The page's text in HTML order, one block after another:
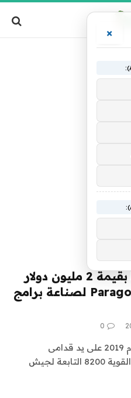
وقعت شركة ICE عقدًا بقيمة 2 مليون دولار
مع شركة Paragon Solutions لصناعة برامج
0
تأسست شركة Paragon في عام 2019 على يد قدامى
المحاربين من وحدة المخابرات القوية 8200 التابعة لجيش
×